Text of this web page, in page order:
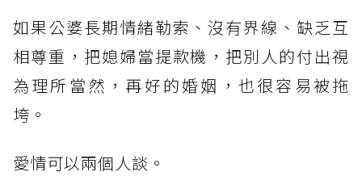
如果公婆長期情緒勒索、沒有界線、缺乏互
相尊重，把媳婦當提款機，把別人的付出視
為理所當然，再好的婚姻，也很容易被拖
垮。
愛情可以兩個人談。